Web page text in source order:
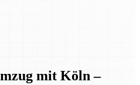
mit Köln –